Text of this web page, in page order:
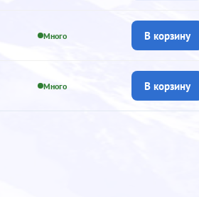
Много В корзину
Много В корзину